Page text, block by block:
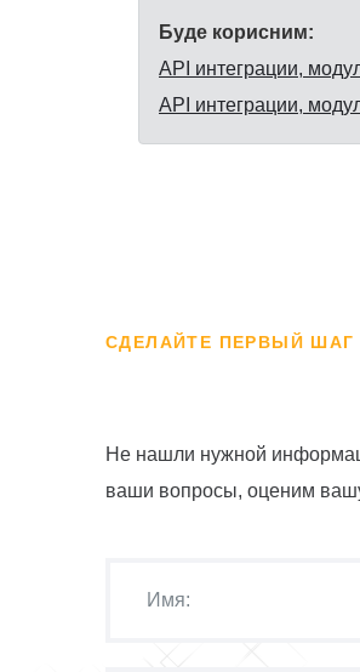
Буде корисним:
API интеграции,
API интеграции,
СДЕЛАЙТЕ ПЕРВЫЙ ШАГ
Не нашли нужной
ваши вопросы, оценим